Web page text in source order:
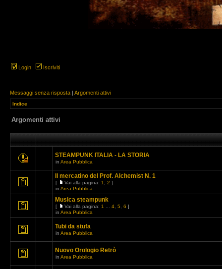
Login Iscriviti
Messaggi senza risposta | Argomenti attivi
Indice
Argomenti attivi
STEAMPUNK ITALIA - LA STORIA
in Area Pubblica
Il mercatino del Prof. Alchemist N. 1
[ Vai alla pagina: 1 2 ]
in Area Pubblica
Musica steampunk
[ Vai alla pagina: 1 4 5 6 ]
in Area Pubblica
Tubi da stufa
in Area Pubblica
Nuovo Orologio Retrò
in Area Pubblica